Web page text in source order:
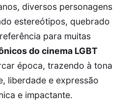
diversos personagens
estereótipos, quebrado
para muitas
do cinema LGBT
época, trazendo à tona
liberdade e expressão
e impactante.